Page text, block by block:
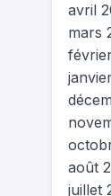
avril
mars
août
juillet